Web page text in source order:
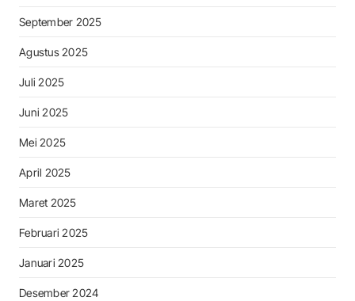
September 2025
Agustus 2025
Juli 2025
Juni 2025
Mei 2025
April 2025
Maret 2025
Februari 2025
Januari 2025
Desember 2024